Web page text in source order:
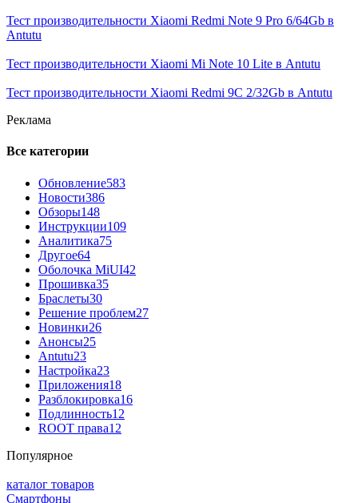
Тест производительности Xiaomi Redmi Note 9 Pro 6/64Gb в
Antutu
Тест производительности Xiaomi Mi Note 10 Lite в Antutu
Тест производительности Xiaomi Redmi 9C 2/32Gb в Antutu
Реклама
Все категории
Обновление583
Новости386
Обзоры148
Инструкции109
Аналитика75
Другое64
Оболочка MiUI42
Прошивка35
Браслеты30
Решение проблем27
Новинки26
Анонсы25
Antutu23
Настройка23
Приложения18
Разблокировка16
Подлинность12
ROOT права12
Популярное
каталог товаров
Смартфоны